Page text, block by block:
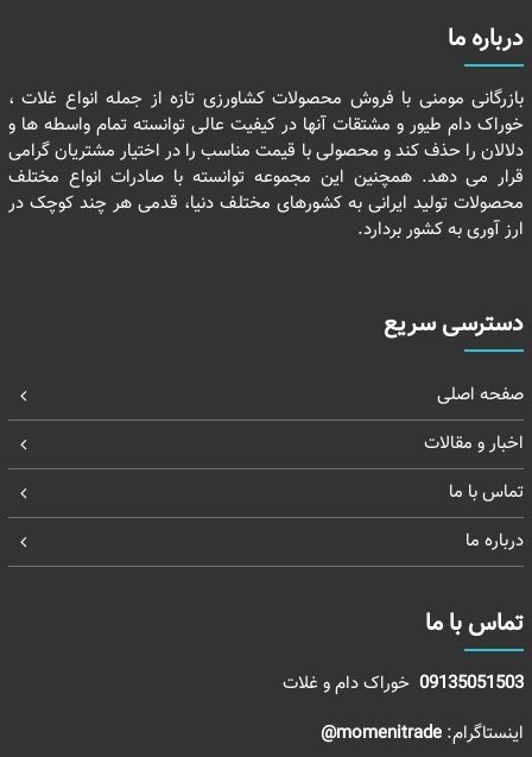
درباره ما
بازرگانی مومنی با فروش محصولات کشاورزی تازه از جمله انواع غلات ،
خوراک دام طیور و مشتقات آنها در کیفیت عالی توانسته تمام واسطه ها و
دلالان را حذف کند و محصولی با قیمت مناسب را در اختیار مشتریان گرامی
قرار می دهد. همچنین این مجموعه توانسته با صادرات انواع مختلف
محصولات تولید ایرانی به کشورهای مختلف دنیا، قدمی هر چند کوچک در
ارز آوری به کشور بردارد.
دسترسی سریع
صفحه اصلی
اخبار و مقالات
تماس با ما
درباره ما
تماس با ما
09135051503خوراک دام و غلات
اینستاگرام: momenitrade@